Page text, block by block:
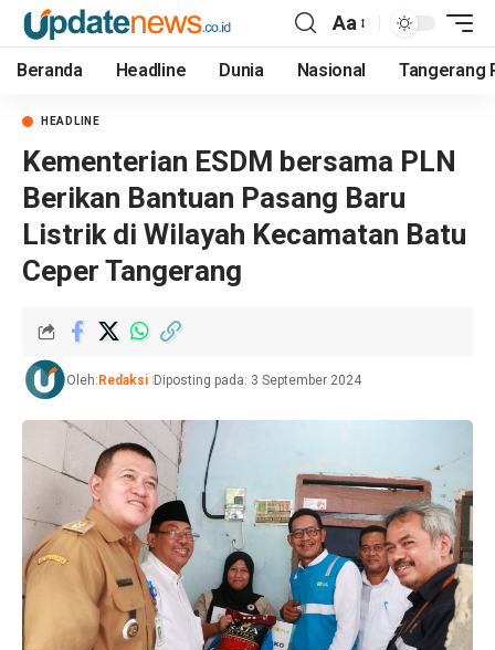
Aa
Beranda Headline Dunia Nasional Tangerang
HEADLINE
Kementerian ESDM bersama PLN
Berikan Bantuan Pasang Baru
Listrik di Wilayah Kecamatan Batu
Ceper Tangerang
Oleh: Redaksi Diposting pada: 3 September 2024